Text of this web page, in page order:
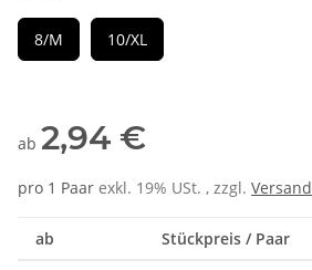
8/M 10/XL
ab 2,94 €
pro 1 Paar exkl. 19% USt. , zzgl. Versand
ab Stückpreis / Paar